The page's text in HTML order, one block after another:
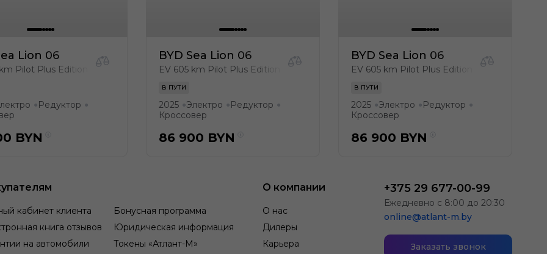
Lion 06
Pilot Plus Edition
● Редуктор ●
BYN
BYD Sea Lion 06
EV 605 km Pilot Plus Edition
В ПУТИ
2025 ●Электро ● Редуктор ●
Кроссовер
86 900 BYN
BYD Sea Lion 06
EV 605 km Pilot Plus Edition
В ПУТИ
2025 ●Электро ● Редуктор ●
Кроссовер
86 900 BYN
кабинет клиента
Бонусная программа
книга отзывов
Юридическая информация
на автомобили
Токены «Атлант-М»
О компании
О нас
Дилеры
Карьера
+375 29 677-00-99
Ежедневно с 8:00 до 20:30
online@atlant-m.by
Заказать звонок